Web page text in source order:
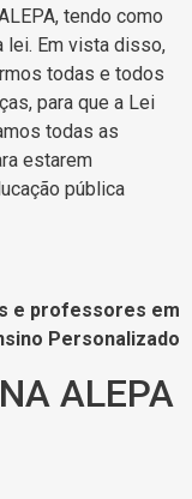
tendo como
lei. Em vista disso,
todas e todos
para que a Lei
todas as
estarem
pública
e professores em
Personalizado
ALEPA